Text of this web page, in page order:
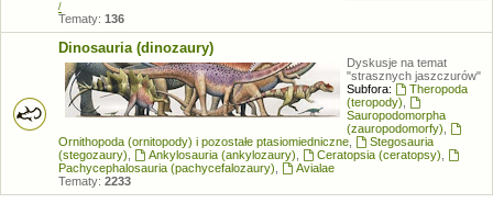
/
Tematy: 136
Dinosauria (dinozaury)
Dyskusje na temat
"strasznych jaszczurów"
Subfora:
Theropoda
(teropody)
Sauropodomorpha
(zauropodomorfy)
Ornithopoda (ornitopody) i pozostałe ptasiomiedniczne
Stegosauria
(stegozaury)
Ankylosauria (ankylozaury) Ceratopsia (ceratopsy)
Pachycephalosauria (pachycefalozaury)
Avialae
Tematy: 2233